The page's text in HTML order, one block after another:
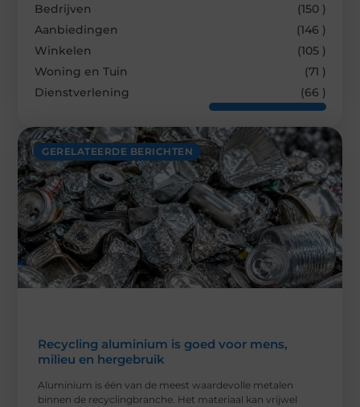
GERELATEERDE BERICHTEN
Recycling aluminium is goed voor mens,
milieu en hergebruik
Aluminium is één van de meest waardevolle metalen
binnen de recyclingbranche. Het materiaal kan vrijwel
Bedrijven
(150 )
Aanbiedingen
(146 )
Winkelen
(105 )
Woning en Tuin
(71 )
Dienstverlening
(66 )